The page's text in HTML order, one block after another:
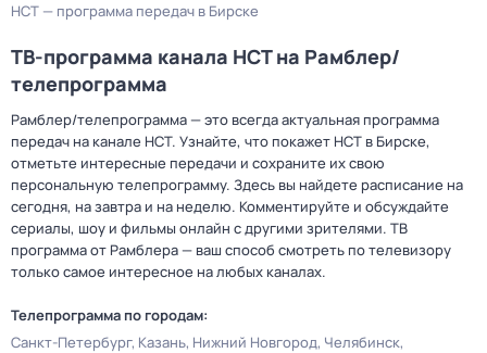
НСТ — программа передач в Бирске
ТВ-программа канала НСТ на Рамблер/
телепрограмма
Рамблер/телепрограмма — это всегда актуальная программа
передач на канале НСТ. Узнайте, что покажет НСТ в Бирске,
отметьте интересные передачи и сохраните их свою
персональную телепрограмму. Здесь вы найдете расписание на
сегодня, на завтра и на неделю. Комментируйте и обсуждайте
сериалы, шоу и фильмы онлайн с другими зрителями. ТВ
программа от Рамблера — ваш способ смотреть по телевизору
только самое интересное на любых каналах.
Телепрограмма по городам:
Санкт-Петербург Казань Нижний Новгород Челябинск